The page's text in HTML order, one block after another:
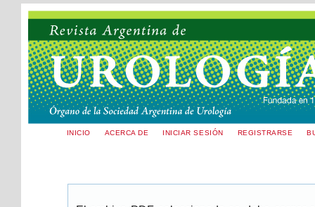
INICIO ACERCA DE INICIAR SESIÓN REGISTRARSE